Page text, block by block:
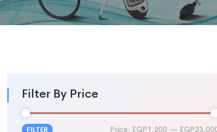
Filter By Price
FILTER Price: EGP1,200 —